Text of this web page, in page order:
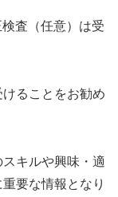
査（任意）は受
ることをお勧め
キルや興味・適
要な情報となり